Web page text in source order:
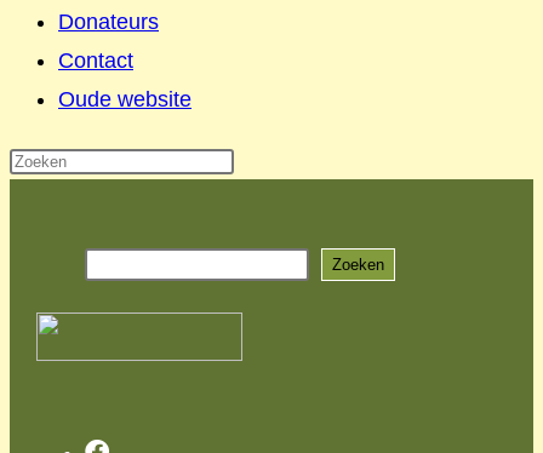
Donateurs
Contact
Oude website
Zoeken